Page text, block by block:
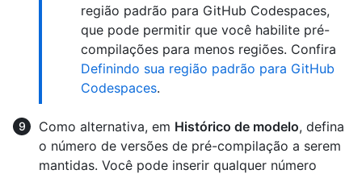
região padrão para GitHub Codespaces,
que pode permitir que você habilite pré-
compilações para menos regiões. Confira
Definindo sua região padrão para GitHub
Codespaces.
Como alternativa, em Histórico de modelo, defina
o número de versões de pré-compilação a serem
mantidas. Você pode inserir qualquer número